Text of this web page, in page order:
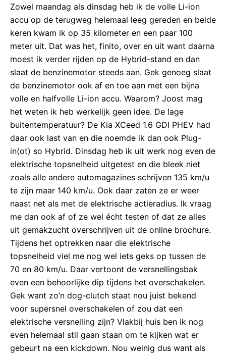
Zowel maandag als dinsdag heb ik de volle Li-ion
accu op de terugweg helemaal leeg gereden en beide
keren kwam ik op 35 kilometer en een paar 100
meter uit. Dat was het, finito, over en uit want daarna
moest ik verder rijden op de Hybrid-stand en dan
slaat de benzinemotor steeds aan. Gek genoeg slaat
de benzinemotor ook af en toe aan met een bijna
volle en halfvolle Li-ion accu. Waarom? Joost mag
het weten ik heb werkelijk geen idee. De lage
buitentemperatuur? De Kia XCeed 1.6 GDI PHEV had
daar ook last van en die noemde ik dan ook Plug-
in(ot) so Hybrid. Dinsdag heb ik uit werk nog even de
elektrische topsnelheid uitgetest en die bleek niet
zoals alle andere automagazines schrijven 135 km/u
te zijn maar 140 km/u. Ook daar zaten ze er weer
naast net als met de elektrische actieradius. Ik vraag
me dan ook af of ze wel écht testen of dat ze alles
uit gemakzucht overschrijven uit de online brochure.
Tijdens het optrekken naar die elektrische
topsnelheid viel me nog wel iets geks op tussen de
70 en 80 km/u. Daar vertoont de versnellingsbak
even een behoorlijke dip tijdens het overschakelen.
Gek want zo’n dog-clutch staat nou juist bekend
voor supersnel overschakelen of zou dat een
elektrische versnelling zijn? Vlakbij huis ben ik nog
even helemaal stil gaan staan om te kijken wat er
gebeurt na een kickdown. Nou weinig dus want als